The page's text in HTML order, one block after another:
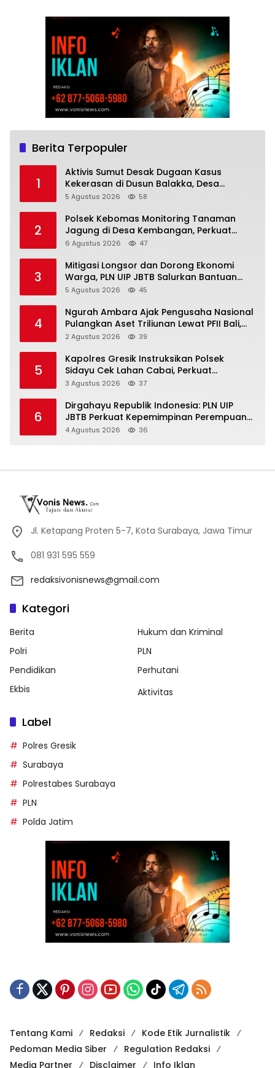
Berita Terpopuler
1
Aktivis Sumut Desak Dugaan Kasus
Kekerasan di Dusun Balakka, Desa
Gunung Malintang Diusut Tuntas
5 Agustus 2026 58
2
Polsek Kebomas Monitoring Tanaman
Jagung di Desa Kembangan, Perkuat
Dukungan Ketahanan Pangan Nasional
6 Agustus 2026 47
3
Mitigasi Longsor dan Dorong Ekonomi
Warga, PLN UIP JBTB Salurkan Bantuan
Konservasi 4.000 Pohon Aren Genjah Asal
5 Agustus 2026 45
4
Ngurah Ambara Ajak Pengusaha Nasional
Pulangkan Aset Triliunan Lewat PFII Bali,
Targetkan Investor Global
2 Agustus 2026 39
5
Kapolres Gresik Instruksikan Polsek
Sidayu Cek Lahan Cabai, Perkuat
Ketahanan Pangan dan Stabilitas Harga
3 Agustus 2026 37
6
Dirgahayu Republik Indonesia: PLN UIP
JBTB Perkuat Kepemimpinan Perempuan
melalui Srikandi Movement 2026
4 Agustus 2026 36
Jl. Ketapang Proten 5-7, Kota Surabaya, Jawa Timur
081 931 595 559
redaksivonisnews@gmail.com
Kategori
Berita
Hukum dan Kriminal
Polri
PLN
Pendidikan
Perhutani
Ekbis
Aktivitas
Label
Polres Gresik
Surabaya
Polrestabes Surabaya
PLN
Polda Jatim
Tentang Kami Redaksi
Kode Etik Jurnalistik
Pedoman Media Siber
Regulation Redaksi
Media Partner
Disclaimer Info Iklan